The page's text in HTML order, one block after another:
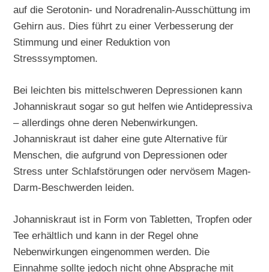
auf die Serotonin- und Noradrenalin-Ausschüttung im
Gehirn aus. Dies führt zu einer Verbesserung der
Stimmung und einer Reduktion von
Stresssymptomen.
Bei leichten bis mittelschweren Depressionen kann
Johanniskraut sogar so gut helfen wie Antidepressiva
– allerdings ohne deren Nebenwirkungen.
Johanniskraut ist daher eine gute Alternative für
Menschen, die aufgrund von Depressionen oder
Stress unter Schlafstörungen oder nervösem Magen-
Darm-Beschwerden leiden.
Johanniskraut ist in Form von Tabletten, Tropfen oder
Tee erhältlich und kann in der Regel ohne
Nebenwirkungen eingenommen werden. Die
Einnahme sollte jedoch nicht ohne Absprache mit